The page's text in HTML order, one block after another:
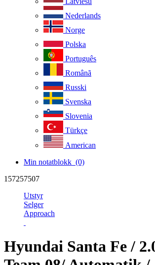
Nederlands
Norge
Polska
Português
Românã
Russki
Svenska
Slovenia
Türkçe
American
Min notatblokk (0)
157257507
Utstyr
Selger
Approach
Hyundai Santa Fe /